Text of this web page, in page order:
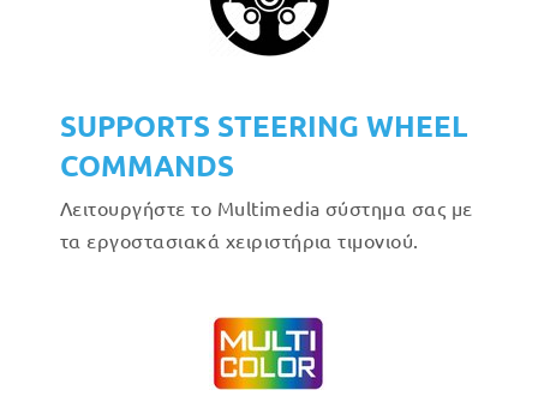
SUPPORTS STEERING WHEEL
COMMANDS
Λειτουργήστε το Multimedia σύστημα σας με
τα εργοστασιακά χειριστήρια τιμονιού.